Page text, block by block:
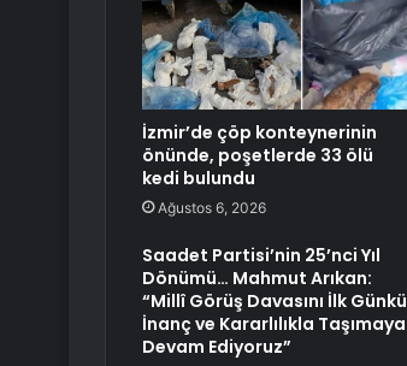
İzmir’de çöp konteynerinin
önünde, poşetlerde 33 ölü
kedi bulundu
Ağustos 6, 2026
Saadet Partisi’nin 25’nci Yıl
Dönümü… Mahmut Arıkan:
“Millî Görüş Davasını İlk Günkü
İnanç ve Kararlılıkla Taşımaya
Devam Ediyoruz”